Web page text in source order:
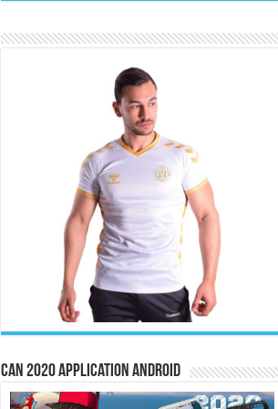
CAN 2020 Application Android